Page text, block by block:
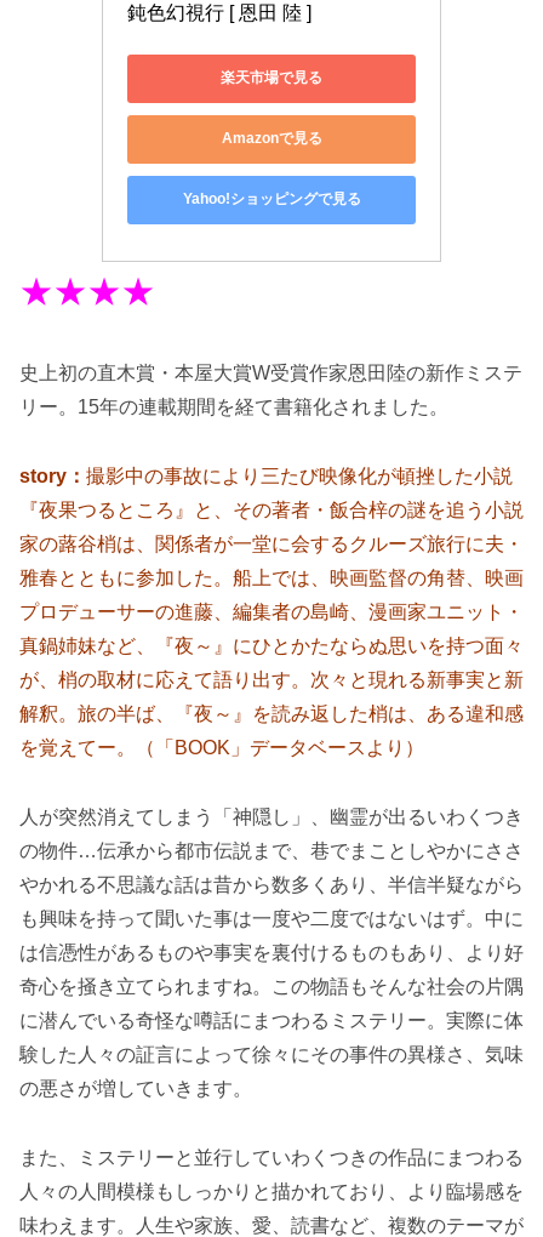
鈍色幻視行 [ 恩田 陸 ]
楽天市場で見る
Amazonで見る
Yahoo!ショッピングで見る
★★★★
史上初の直木賞・本屋大賞W受賞作家恩田陸の新作ミステ
リー。15年の連載期間を経て書籍化されました。
story： 撮影中の事故により三たび映像化が頓挫した小説
『夜果つるところ』と、その著者・飯合梓の謎を追う小説
家の蕗谷梢は、関係者が一堂に会するクルーズ旅行に夫・
雅春とともに参加した。船上では、映画監督の角替、映画
プロデューサーの進藤、編集者の島崎、漫画家ユニット・
真鍋姉妹など、『夜～』にひとかたならぬ思いを持つ面々
が、梢の取材に応えて語り出す。次々と現れる新事実と新
解釈。旅の半ば、『夜～』を読み返した梢は、ある違和感
を覚えてー。（「BOOK」データベースより）
人が突然消えてしまう「神隠し」、幽霊が出るいわくつき
の物件…伝承から都市伝説まで、巷でまことしやかにささ
やかれる不思議な話は昔から数多くあり、半信半疑ながら
も興味を持って聞いた事は一度や二度ではないはず。中に
は信憑性があるものや事実を裏付けるものもあり、より好
奇心を掻き立てられますね。この物語もそんな社会の片隅
に潜んでいる奇怪な噂話にまつわるミステリー。実際に体
験した人々の証言によって徐々にその事件の異様さ、気味
の悪さが増していきます。
また、ミステリーと並行していわくつきの作品にまつわる
人々の人間模様もしっかりと描かれており、より臨場感を
味わえます。人生や家族、愛、読書など、複数のテーマが